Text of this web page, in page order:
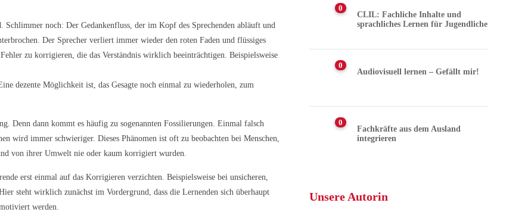
Schlimmer noch: Der Gedankenfluss, der im Kopf des Sprechenden abläuft und
Der Sprecher verliert immer wieder den roten Faden und flüssiges
zu korrigieren, die das Verständnis wirklich beeinträchtigen. Beispielsweise
dezente Möglichkeit ist, das Gesagte noch einmal zu wiederholen, zum
Denn dann kommt es häufig zu sogenannten Fossilierungen. Einmal falsch
wird immer schwieriger. Dieses Phänomen ist oft zu beobachten bei Menschen,
von ihrer Umwelt nie oder kaum korrigiert wurden.
erst einmal auf das Korrigieren verzichten. Beispielsweise bei unsicheren,
steht wirklich zunächst im Vordergrund, dass die Lernenden sich überhaupt
werden.
0
CLIL: Fachliche Inhalte und
sprachliches Lernen für Jugendliche
0
Audiovisuell lernen – Gefällt mir!
0
Fachkräfte aus dem Ausland
integrieren
Unsere Autorin